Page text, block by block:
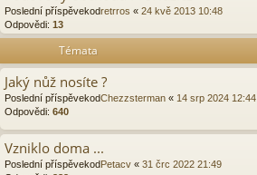
Poslední příspěvekodretrros « 24 kvě 2013 10:48
Odpovědi: 13
Témata
Jaký nůž nosíte ?
Poslední příspěvekodChezzsterman « 14 srp 2024 12:44
Odpovědi: 640
Vzniklo doma ...
Poslední příspěvekodPetacv « 31 črc 2022 21:49